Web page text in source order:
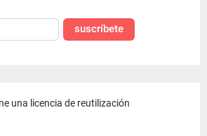
suscríbete
una licencia de reutilización